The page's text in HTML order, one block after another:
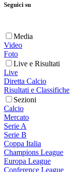
Seguici su
Media
Video
Foto
Live e Risultati
Live
Diretta Calcio
Risultati e Classifiche
Sezioni
Calcio
Mercato
Serie A
Serie B
Coppa Italia
Champions League
Europa League
Conference League